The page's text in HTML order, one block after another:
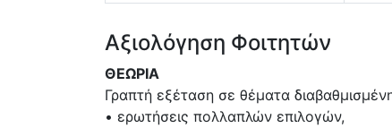
Αξιολόγηση Φοιτητών
ΘΕΩΡΙΑ
Γραπτή εξέταση σε θέματα
• ερωτήσεις πολλαπλών επιλογών,